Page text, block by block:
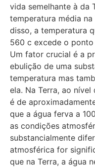
vida semelhante à da
temperatura média na
disso, a temperatura
560 c excede o ponto
Um fator crucial é a
ebulição de uma
temperatura mas
ela. Na Terra, ao
é de
que a água ferva a
as condições
substancialmente
atmosférica for
que na Terra, a água